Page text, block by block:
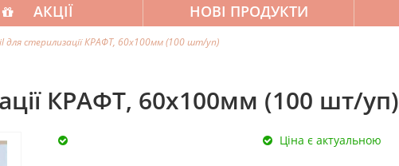
АКЦІЇ НОВІ ПРОДУКТИ
для стерилизації КРАФТ, 60х100мм (100 шт/уп)
КРАФТ, 60х100мм (100 шт/уп)
Ціна є актуальною